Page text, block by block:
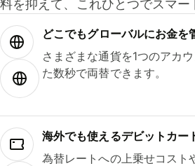
料を抑えて、これひとつでスマー
どこでもグ⁠ロ⁠ー⁠バ⁠ルにお金を
さまざまな通貨を1つのアカ
た数秒で両替できます。
海外でも使えるデビットカー
為替レートへの上乗せコスト